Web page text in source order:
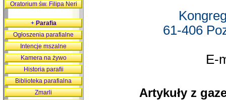
61-406
E-
Artykuły z
Oratorium św. Filipa Neri
+Parafia
Ogłoszenia parafialne
Intencje mszalne
Kamera na żywo
Historia parafii
Biblioteka parafialna
Zmarli